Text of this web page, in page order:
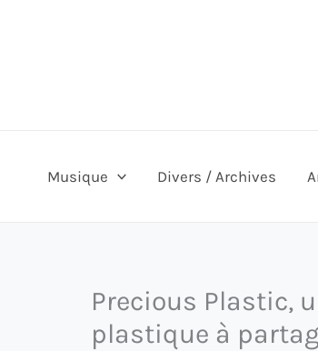
Musique Divers / Archives
Precious Plastic,
plastique à